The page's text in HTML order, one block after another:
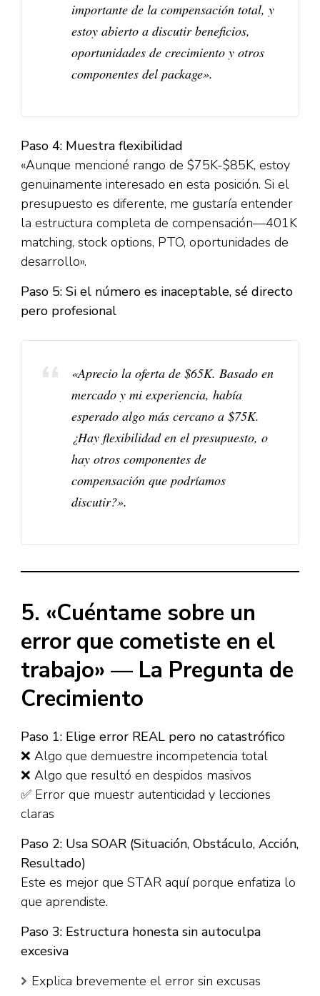
importante de la compensación total, y
estoy abierto a discutir beneficios,
oportunidades de crecimiento y otros
componentes del package».​
Paso 4: Muestra flexibilidad
«Aunque mencioné rango de $75K-$85K, estoy
genuinamente interesado en esta posición. Si el
presupuesto es diferente, me gustaría entender
la estructura completa de compensación—401K
matching, stock options, PTO, oportunidades de
desarrollo».​
Paso 5: Si el número es inaceptable, sé directo
pero profesional
«Aprecio la oferta de $65K. Basado en
mercado y mi experiencia, había
esperado algo más cercano a $75K.
¿Hay flexibilidad en el presupuesto, o
hay otros componentes de
compensación que podríamos
discutir?».​
5. «Cuéntame sobre un
error que cometiste en el
trabajo» — La Pregunta de
Crecimiento
Paso 1: Elige error REAL pero no catastrófico
❌ Algo que demuestre incompetencia total
❌ Algo que resultó en despidos masivos
✅ Error que muestr autenticidad y lecciones
claras​
Paso 2: Usa SOAR (Situación, Obstáculo, Acción,
Resultado)
Este es mejor que STAR aquí porque enfatiza lo
que aprendiste.​
Paso 3: Estructura honesta sin autoculpa
excesiva
Explica brevemente el error sin excusas​